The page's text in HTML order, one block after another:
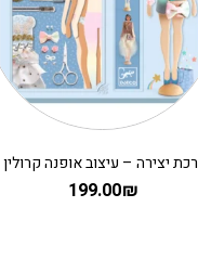
יצירה – עיצוב אופנה קרולין
199.00